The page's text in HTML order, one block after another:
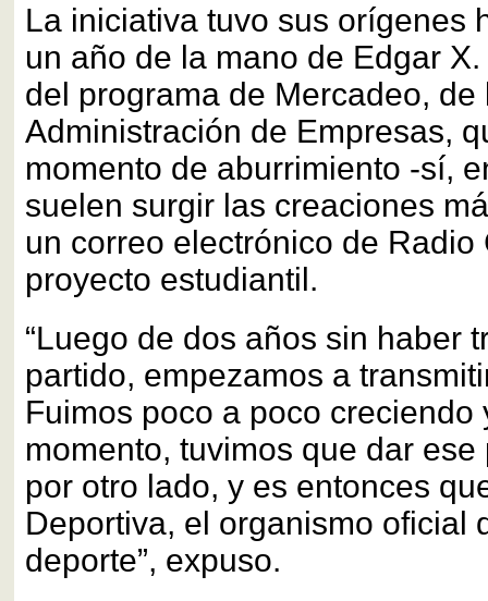
La iniciativa tuvo sus orígenes
un año de la mano de Edgar
del programa de Mercadeo, de
Administración de Empresas,
momento de aburrimiento -sí,
suelen surgir las creaciones
un correo electrónico de Radio
proyecto estudiantil.
“Luego de dos años sin haber
partido, empezamos a
Fuimos poco a poco creciendo
momento, tuvimos que dar
por otro lado, y es entonces
Deportiva, el organismo oficial
deporte”, expuso.